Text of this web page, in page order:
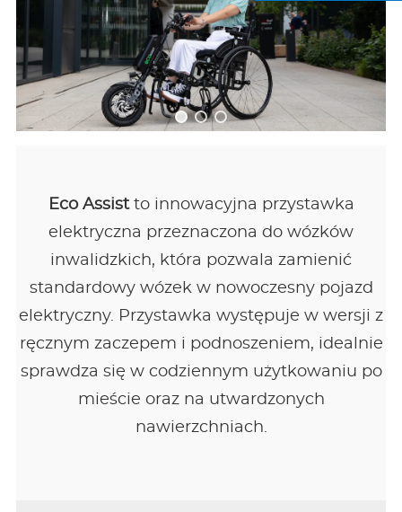
Eco Assistto innowacyjna przystawka
elektryczna przeznaczona do wózków
inwalidzkich, która pozwala zamienić
standardowy wózek w nowoczesny pojazd
elektryczny. Przystawka występuje w wersji z
ręcznym zaczepem i podnoszeniem, idealnie
sprawdza się w codziennym użytkowaniu po
mieście oraz na utwardzonych
nawierzchniach.